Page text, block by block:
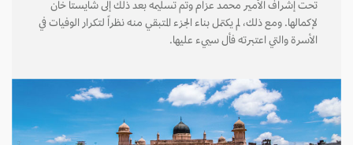
تحت إشراف الأمير محمد عزام وتم تسليمه بعد ذلك إلى شايستا خان
لإكمالها. ومع ذلك، لم يكتمل بناء الجزء المتبقي منه نظراً لتكرار الوفيات في
الأسرة والتي اعتبرته فأل سييء عليها.